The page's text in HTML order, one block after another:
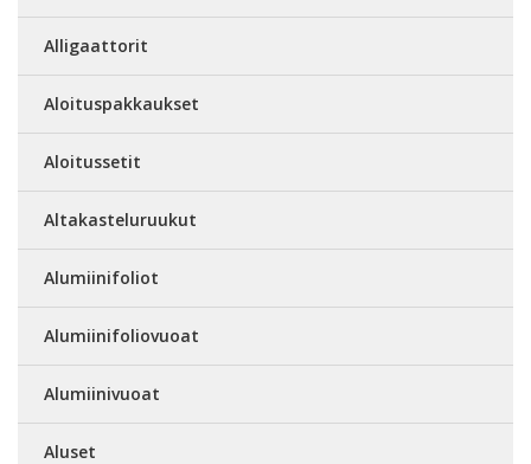
Alligaattorit
Aloituspakkaukset
Aloitussetit
Altakasteluruukut
Alumiinifoliot
Alumiinifoliovuoat
Alumiinivuoat
Aluset